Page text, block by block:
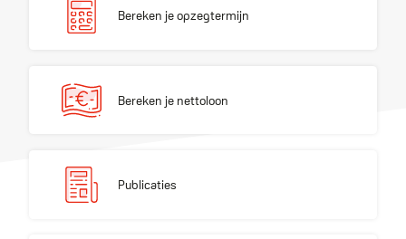
Bereken je opzegtermijn
Bereken je nettoloon
Publicaties